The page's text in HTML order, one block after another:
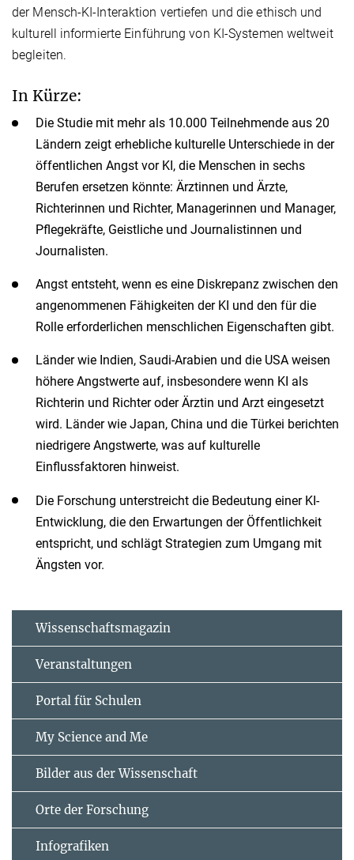
der Mensch-KI-Interaktion vertiefen und die ethisch und
kulturell informierte Einführung von KI-Systemen weltweit
begleiten.
In Kürze:
Die Studie mit mehr als 10.000 Teilnehmende aus 20
Ländern zeigt erhebliche kulturelle Unterschiede in der
öffentlichen Angst vor KI, die Menschen in sechs
Berufen ersetzen könnte: Ärztinnen und Ärzte,
Richterinnen und Richter, Managerinnen und Manager,
Pflegekräfte, Geistliche und Journalistinnen und
Journalisten.
Angst entsteht, wenn es eine Diskrepanz zwischen den
angenommenen Fähigkeiten der KI und den für die
Rolle erforderlichen menschlichen Eigenschaften gibt.
Länder wie Indien, Saudi-Arabien und die USA weisen
höhere Angstwerte auf, insbesondere wenn KI als
Richterin und Richter oder Ärztin und Arzt eingesetzt
wird. Länder wie Japan, China und die Türkei berichten
niedrigere Angstwerte, was auf kulturelle
Einflussfaktoren hinweist.
Die Forschung unterstreicht die Bedeutung einer KI-
Entwicklung, die den Erwartungen der Öffentlichkeit
entspricht, und schlägt Strategien zum Umgang mit
Ängsten vor.
Wissenschaftsmagazin
Veranstaltungen
Portal für Schulen
My Science and Me
Bilder aus der Wissenschaft
Orte der Forschung
Infografiken